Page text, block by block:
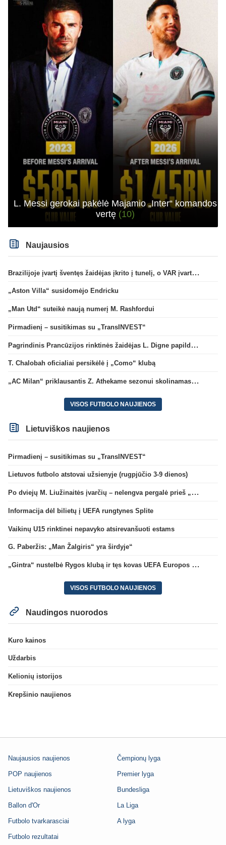
L. Messi gerokai pakėlė Majamio „Inter“ komandos
vertę (10)
Naujausios
Brazilijoje įvartį šventęs žaidėjas įkrito į tunelį, o VAR įvartį atšaukė
„Aston Villa“ susidomėjo Endricku
„Man Utd“ suteikė naują numerį M. Rashfordui
Pirmadienį – susitikimas su „TransINVEST“
Pagrindinis Prancūzijos rinktinės žaidėjas L. Digne papildė PSG gretas
T. Chalobah oficialiai persikėlė į „Como“ klubą
„AC Milan“ priklausantis Z. Athekame sezonui skolinamas „Lyon“ ekipai
VISOS FUTBOLO NAUJIENOS
Lietuviškos naujienos
Pirmadienį – susitikimas su „TransINVEST“
Lietuvos futbolo atstovai užsienyje (rugpjūčio 3-9 dienos)
Po dviejų M. Liužinaitės įvarčių – nelengva pergalė prieš „Bangą“
Informacija dėl bilietų į UEFA rungtynes Splite
Vaikinų U15 rinktinei nepavyko atsirevanšuoti estams
G. Paberžis: „Man Žalgiris“ yra širdyje“
„Gintra“ nustelbė Rygos klubą ir tęs kovas UEFA Europos taurės atrankoje
VISOS FUTBOLO NAUJIENOS
Naudingos nuorodos
Kuro kainos
Uždarbis
Kelionių istorijos
Krepšinio naujienos
Naujausios naujienos
POP naujienos
Lietuviškos naujienos
Ballon d'Or
Futbolo tvarkarasciai
Futbolo rezultatai
Čempionų lyga
Premier lyga
Bundesliga
La Liga
A lyga